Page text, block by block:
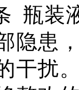
瓶装
隐患
干扰